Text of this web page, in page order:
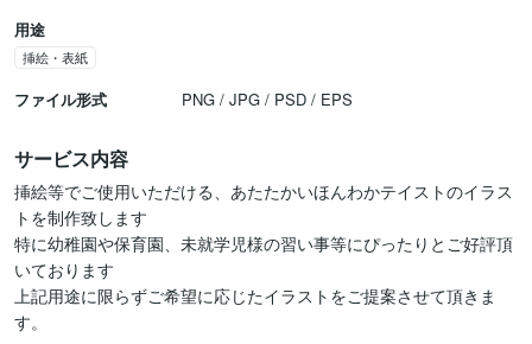
用途
挿絵・表紙
ファイル形式 PNG / JPG / PSD / EPS
サービス内容
挿絵等でご使用いただける、あたたかいほんわかテイストのイラス
トを制作致します
特に幼稚園や保育園、未就学児様の習い事等にぴったりとご好評頂
いております
上記用途に限らずご希望に応じたイラストをご提案させて頂きま
す。